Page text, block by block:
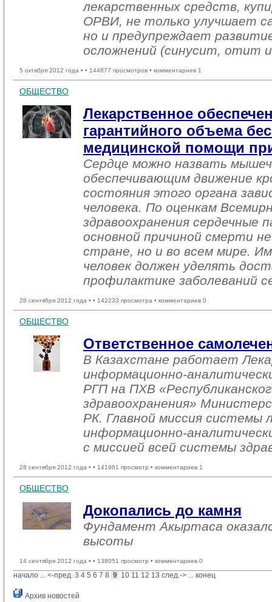
лекарственных средств,
ОРВИ, не только улучшает
но и предупреждает
осложнений (синусит, отит
5 октября 2012 года • • 144877 просмотров • комментариев 1
ОБЩЕСТВО
Лекарственное
гарантийного объема
медицинской помощи
Сердце можно назвать
обеспечивающим движение
состояния этого органа
человека. По оценкам
здравоохранения сердечные
основной причиной смерти
стране, но и во всем мире.
человек должен уделять
профилактике заболеваний
28 сентября 2012 года • • 142233 просмотра • комментариев 0
ОБЩЕСТВО
Ответственное
В Казахстане работает
информационно-
РГП на ПХВ
здравоохранения»
РК. Главной миссия системы
информационно-
с миссией всей системы
28 сентября 2012 года • • 141981 просмотр • комментариев 1
ОБЩЕСТВО
Докопались до камня
Фундамент Акыртаса
высоты
14 сентября 2012 года • • 138051 просмотр • комментариев 0
начало ... <-пред. 3 4 5 6 7 8 9 10 11 12 13 след.-> ... конец
Архив новостей